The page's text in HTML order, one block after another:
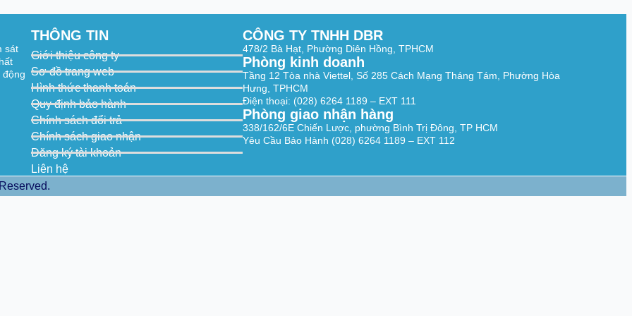
tilt scan, random scan, frame scan, panorama scan, dome
× 720)
× 720)
settings.
× 720, 704 × 576, 640 × 480, 352 × 288)
× 720, 704 × 480, 640 × 480, 352 × 240)
sát
động
THÔNG TIN
Giới thiệu công ty
Sơ đồ trang web
Hình thức thanh toán
Quy định bảo hành
Chính sách đổi trả
Chính sách giao nhận
Đăng ký tài khoản
Liên hệ
CÔNG TY TNHH DBR
478/2 Bà Hạt, Phường Diên Hồng, TPHCM
Phòng kinh doanh
Tầng 12 Tòa nhà Viettel, Số 285 Cách Mạng Tháng Tám, Phường Hòa
Hưng, TPHCM
Điện thoại: (028) 6264 1189 – EXT 111
Phòng giao nhận hàng
338/162/6E Chiến Lược, phường Bình Trị Đông, TP HCM
Yêu Cầu Bảo Hành (028) 6264 1189 – EXT 112